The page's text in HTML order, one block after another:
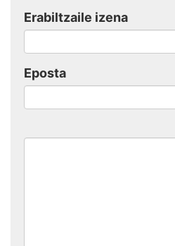
Erabiltzaile izena
Eposta